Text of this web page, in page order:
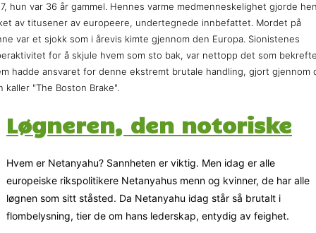
hun var 36 år gammel. Hennes varme medmenneskelighet gjorde
av titusener av europeere, undertegnede innbefattet. Mordet på
var et sjokk som i årevis kimte gjennom den Europa. Sionistenes
for å skjule hvem som sto bak, var nettopp det som
hadde ansvaret for denne ekstremt brutale handling, gjort gjennom
kaller "The Boston Brake".
Løgneren, den notoriske
Hvem er Netanyahu? Sannheten er viktig. Men idag er alle
europeiske rikspolitikere Netanyahus menn og kvinner, de har alle
løgnen som sitt ståsted. Da Netanyahu idag står så brutalt i
flombelysning, tier de om hans lederskap, entydig av feighet.